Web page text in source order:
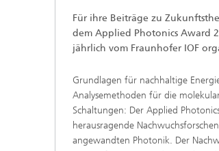
Für ihre Beiträge zu
dem Applied Photonics Award
jährlich vom Fraunhofer IOF
Grundlagen für nachhaltige
Analysemethoden für die
Schaltungen: Der Applied
herausragende
angewandten Photonik. Der